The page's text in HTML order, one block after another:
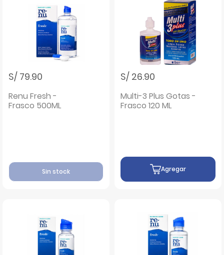
S/ 79.90
Renu Fresh -
Frasco 500ML
Sin stock
S/ 26.90
Multi-3 Plus Gotas -
Frasco 120 ML
Agregar